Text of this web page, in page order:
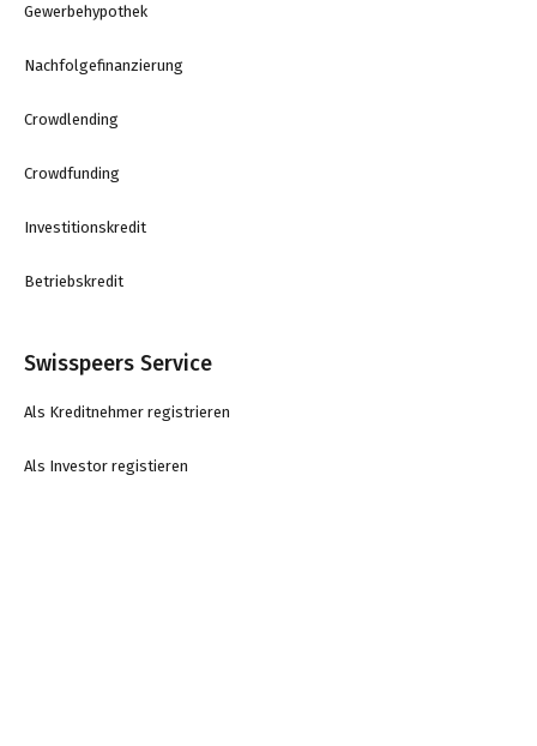
Gewerbehypothek
Nachfolgefinanzierung
Crowdlending
Crowdfunding
Investitionskredit
Betriebskredit
Swisspeers Service
Als Kreditnehmer registrieren
Als Investor registieren